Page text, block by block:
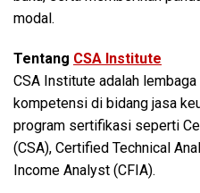
modal.
Tentang CSA Institute
CSA Institute adalah
kompetensi di bidang jasa
program sertifikasi seperti
(CSA), Certified Technical
Income Analyst (CFIA).